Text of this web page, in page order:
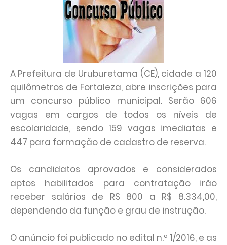
A Prefeitura de Uruburetama (CE), cidade a 120
quilômetros de Fortaleza, abre inscrições para
um concurso público municipal. Serão 606
vagas em cargos de todos os níveis de
escolaridade, sendo 159 vagas imediatas e
447 para formação de cadastro de reserva.
Os candidatos aprovados e considerados
aptos habilitados para contratação irão
receber salários de R$ 800 a R$ 8.334,00,
dependendo da função e grau de instrução.
O anúncio foi publicado no edital n.º 1/2016, e as